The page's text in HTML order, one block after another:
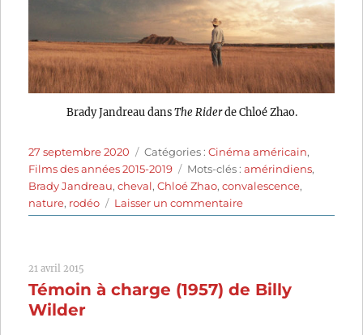
Brady Jandreau dansThe Riderde Chloé Zhao.
Publié
le
27 septembre 2020 Catégories
Catégories :Cinéma américain,
Films des années 2015-2019
Étiquettes
Mots-clés :amérindiens,
Brady Jandreau,cheval,Chloé Zhao,convalescence,
nature, rodéo Laisser un commentairesur
The
Chloé
21 avril 2015
Témoin à charge (1957) de Billy
Wilder